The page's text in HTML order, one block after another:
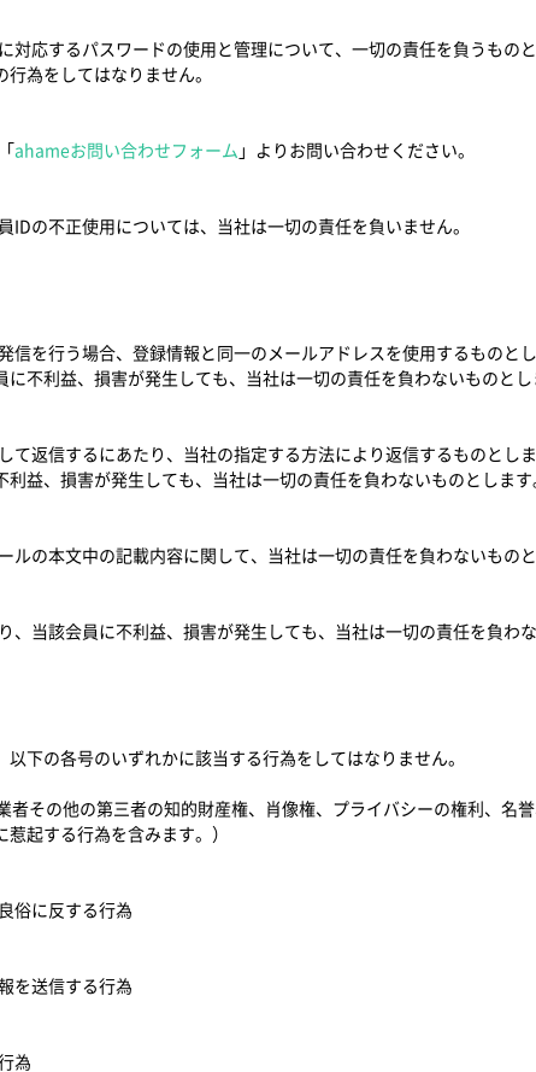
対応するパスワードの使用と管理について、一切の責任を負うもの
為をしてはなりません。
ahameお問い合わせフォーム 」よりお問い合わせください。
IDの不正使用については、当社は一切の責任を負いません。
信を行う場合、登録情報と同一のメールアドレスを使用するものと
不利益、損害が発生しても、当社は一切の責任を負わないものとし
て返信するにあたり、当社の指定する方法により返信するものとし
益、損害が発生しても、当社は一切の責任を負わないものとします
ルの本文中の記載内容に関して、当社は一切の責任を負わないものと
、当該会員に不利益、損害が発生しても、当社は一切の責任を負わな
下の各号のいずれかに該当する行為をしてはなりません。
者その他の第三者の知的財産権、肖像権、プライバシーの権利、名
起する行為を含みます。）
俗に反する行為
を送信する行為
為